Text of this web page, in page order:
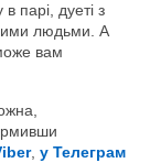
парі, дуеті з
людьми. А
вам
, у Телеграм